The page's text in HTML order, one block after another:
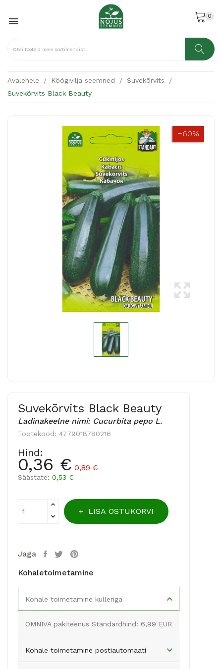
 0
Avalehele Köögivilja seemned
Suvekõrvits
Suvekõrvits Black Beauty
−60%
Suvekõrvits Black Beauty
Ladinakeelne nimi: Cucurbita pepo L.
Tootekood: 4779018780216
Hind:
0,36 € 0,89 €
Säästate: 0,53 €
LISA OSTUKORVI
Jaga
Kohaletoimetamine
Kohale toimetamine kulleriga
OMNIVA pakiteenus Standardhind: 6,99 EUR
Kohale toimetamine postiautomaati